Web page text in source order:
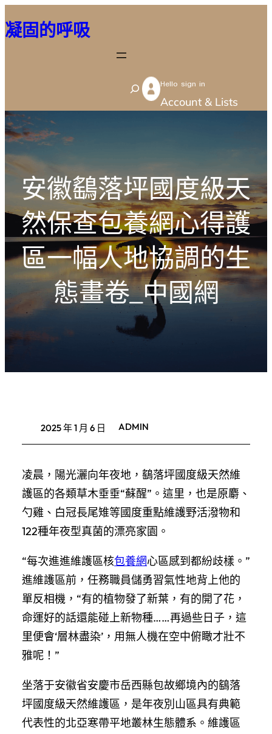
至
容
凝固的呼吸
S
e
h
Hello sign in
Account & Lists
安徽鷂落坪國度級天
然保查包養網心得護
區一幅人地協調的生
態畫卷_中國網
2025 年 1 月 6 日 ADMIN
凌晨，陽光灑向年夜地，鷂落坪國度級天然維
護區的各類草木垂垂“蘇醒”。這里，也是原麝、
勺雞、白冠長尾雉等國度重點維護野活潑物和
122種年夜型真菌的漂亮家園。
“每次進進維護區核包養網心區感到都紛歧樣。”
進維護區前，任務職員儲勇習氣性地背上他的
單反相機，“有的植物發了新葉，有的開了花，
命運好的話還能碰上新物種……再過些日子，這
里便會‘層林盡染’，用無人機在空中俯瞰才壯不
雅呢！”
坐落于安徽省安慶市岳西縣包故鄉境內的鷂落
坪國度級天然維護區，是年夜別山區具有典範
代表性的北亞寒帶平地叢林生態體系。維護區